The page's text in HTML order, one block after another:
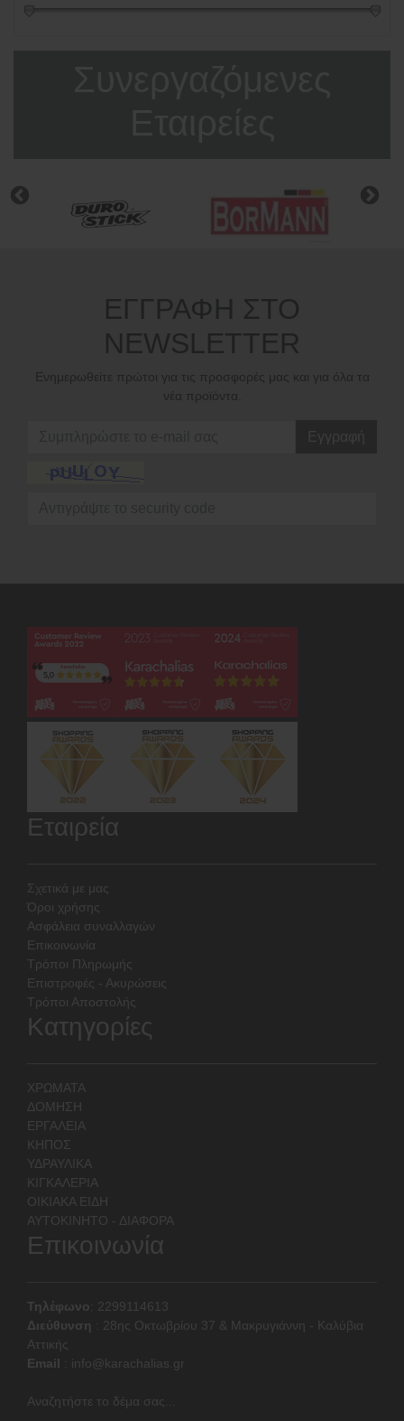
ΕΓΓΡΑΦΗ ΣΤΟ
NEWSLETTER
Ενημερωθείτε πρώτοι για τις προσφορές μας και για όλα τα
νέα προϊόντα.
Εταιρεία
Σχετικά με μας
Όροι χρήσης
Ασφάλεια συναλλαγών
Επικοινωνία
Τρόποι Πληρωμής
Επιστροφές - Ακυρώσεις
Τρόποι Αποστολής
Κατηγορίες
ΧΡΩΜΑΤΑ
ΔΟΜΗΣΗ
ΕΡΓΑΛΕΙΑ
ΚΗΠΟΣ
ΥΔΡΑΥΛΙΚΑ
ΚΙΓΚΑΛΕΡΙΑ
ΟΙΚΙΑΚΑ ΕΙΔΗ
ΑΥΤΟΚΙΝΗΤΟ - ΔΙΑΦΟΡΑ
Επικοινωνία
Τηλέφωνο : 2299114613
Διεύθυνση
28ης Οκτωβρίου 37 & Μακρυγιάννη - Καλύβια
Αττικής
Email
info@karachalias.gr
Αναζητήστε το δέμα σας...